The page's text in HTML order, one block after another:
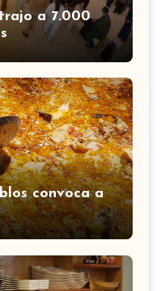
a 7.000
convoca a